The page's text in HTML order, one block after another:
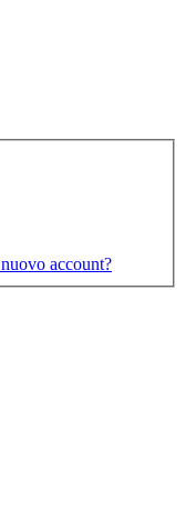
account?